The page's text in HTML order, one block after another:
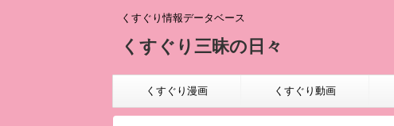
くすぐり情報データベース
くすぐり三昧の日々
くすぐり漫画 くすぐり動画